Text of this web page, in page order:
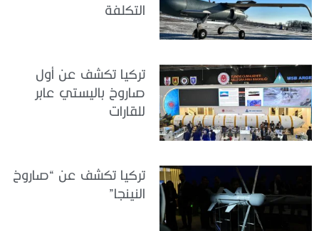
التكلفة
تركيا تكشف عن أول
صاروخ باليستي عابر
للقارات
تركيا تكشف عن “صاروخ
النينجا”